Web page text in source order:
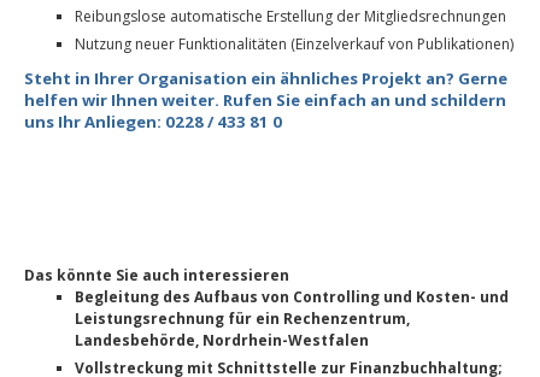
Reibungslose automatische Erstellung der Mitgliedsrechnungen
Nutzung neuer Funktionalitäten (Einzelverkauf von Publikationen)
Steht in Ihrer Organisation ein ähnliches Projekt an? Gerne
helfen wir Ihnen weiter. Rufen Sie einfach an und schildern
uns Ihr Anliegen: 0228 / 433 81 0
Das könnte Sie auch interessieren
Begleitung des Aufbaus von Controlling und Kosten- und
Leistungsrechnung für ein Rechenzentrum,
Landesbehörde, Nordrhein-Westfalen
Vollstreckung mit Schnittstelle zur Finanzbuchhaltung;